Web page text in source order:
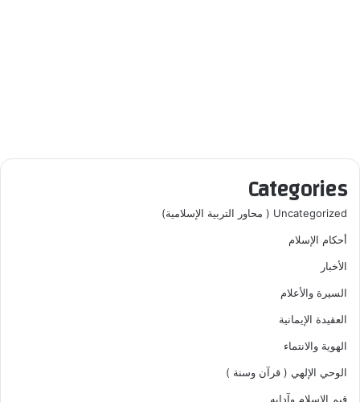
Categories
Uncategorized ( محاور التربية الإسلامية)
أحكام الإسلام
الأخبار
السيرة والأعلام
العقيدة الإيمانية
الهوية والانتماء
الوحي الإلهي ( قرآن وسنة )
قيم الإسلام وآدابه